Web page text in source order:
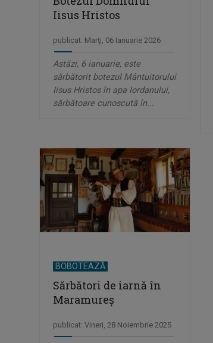
Iisus Hristos
publicat: Marţi, 06 Ianuarie 2026
Astăzi, 6 ianuarie, este
sărbătorit botezul Mântuitorului
Iisus Hristos în apa Iordanului,
sărbătoare cunoscută în...
BOBOTEAZĂ
Sărbători de iarnă în
Maramureș
publicat: Vineri, 28 Noiembrie 2025